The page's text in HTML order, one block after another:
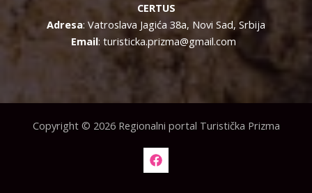
CERTUS
Adresa: Vatroslava Jagića 38a, Novi Sad, Srbija
Email: turisticka.prizma@gmail.com
Copyright © 2026 Regionalni portal Turistička Prizma